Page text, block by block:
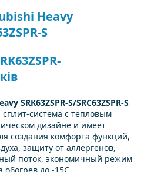
Heavy
S
SRK63ZSPR-S/SRC63ZSPR-S
система с тепловым
дизайне и имеет
создания комфорта функций,
защиту от аллергенов,
поток, экономичный режим
обогрев до -15С.